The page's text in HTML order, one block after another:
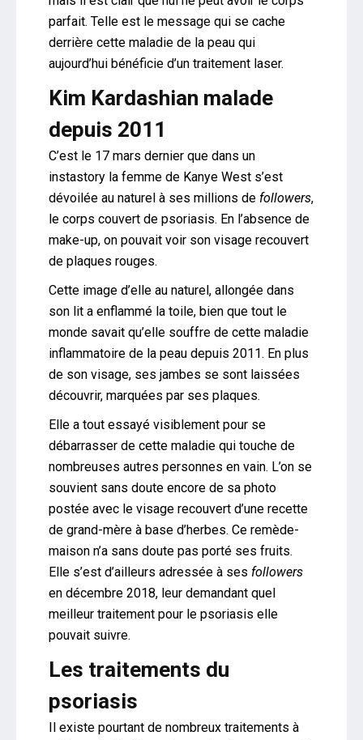
parfait. Telle est le message qui se cache
derrière cette maladie de la peau qui
aujourd’hui bénéficie d’un traitement laser.
Kim Kardashian malade
depuis 2011
C’est le 17 mars dernier que dans un
instastory la femme de Kanye West s’est
dévoilée au naturel à ses millions de followers,
le corps couvert de psoriasis. En l’absence de
make-up, on pouvait voir son visage recouvert
de plaques rouges.
Cette image d’elle au naturel, allongée dans
son lit a enflammé la toile, bien que tout le
monde savait qu’elle souffre de cette maladie
inflammatoire de la peau depuis 2011. En plus
de son visage, ses jambes se sont laissées
découvrir, marquées par ses plaques.
Elle a tout essayé visiblement pour se
débarrasser de cette maladie qui touche de
nombreuses autres personnes en vain. L’on se
souvient sans doute encore de sa photo
postée avec le visage recouvert d’une recette
de grand-mère à base d’herbes. Ce remède-
maison n’a sans doute pas porté ses fruits.
Elle s’est d’ailleurs adressée à ses followers
en décembre 2018, leur demandant quel
meilleur traitement pour le psoriasis elle
pouvait suivre.
Les traitements du
psoriasis
Il existe pourtant de nombreux traitements à